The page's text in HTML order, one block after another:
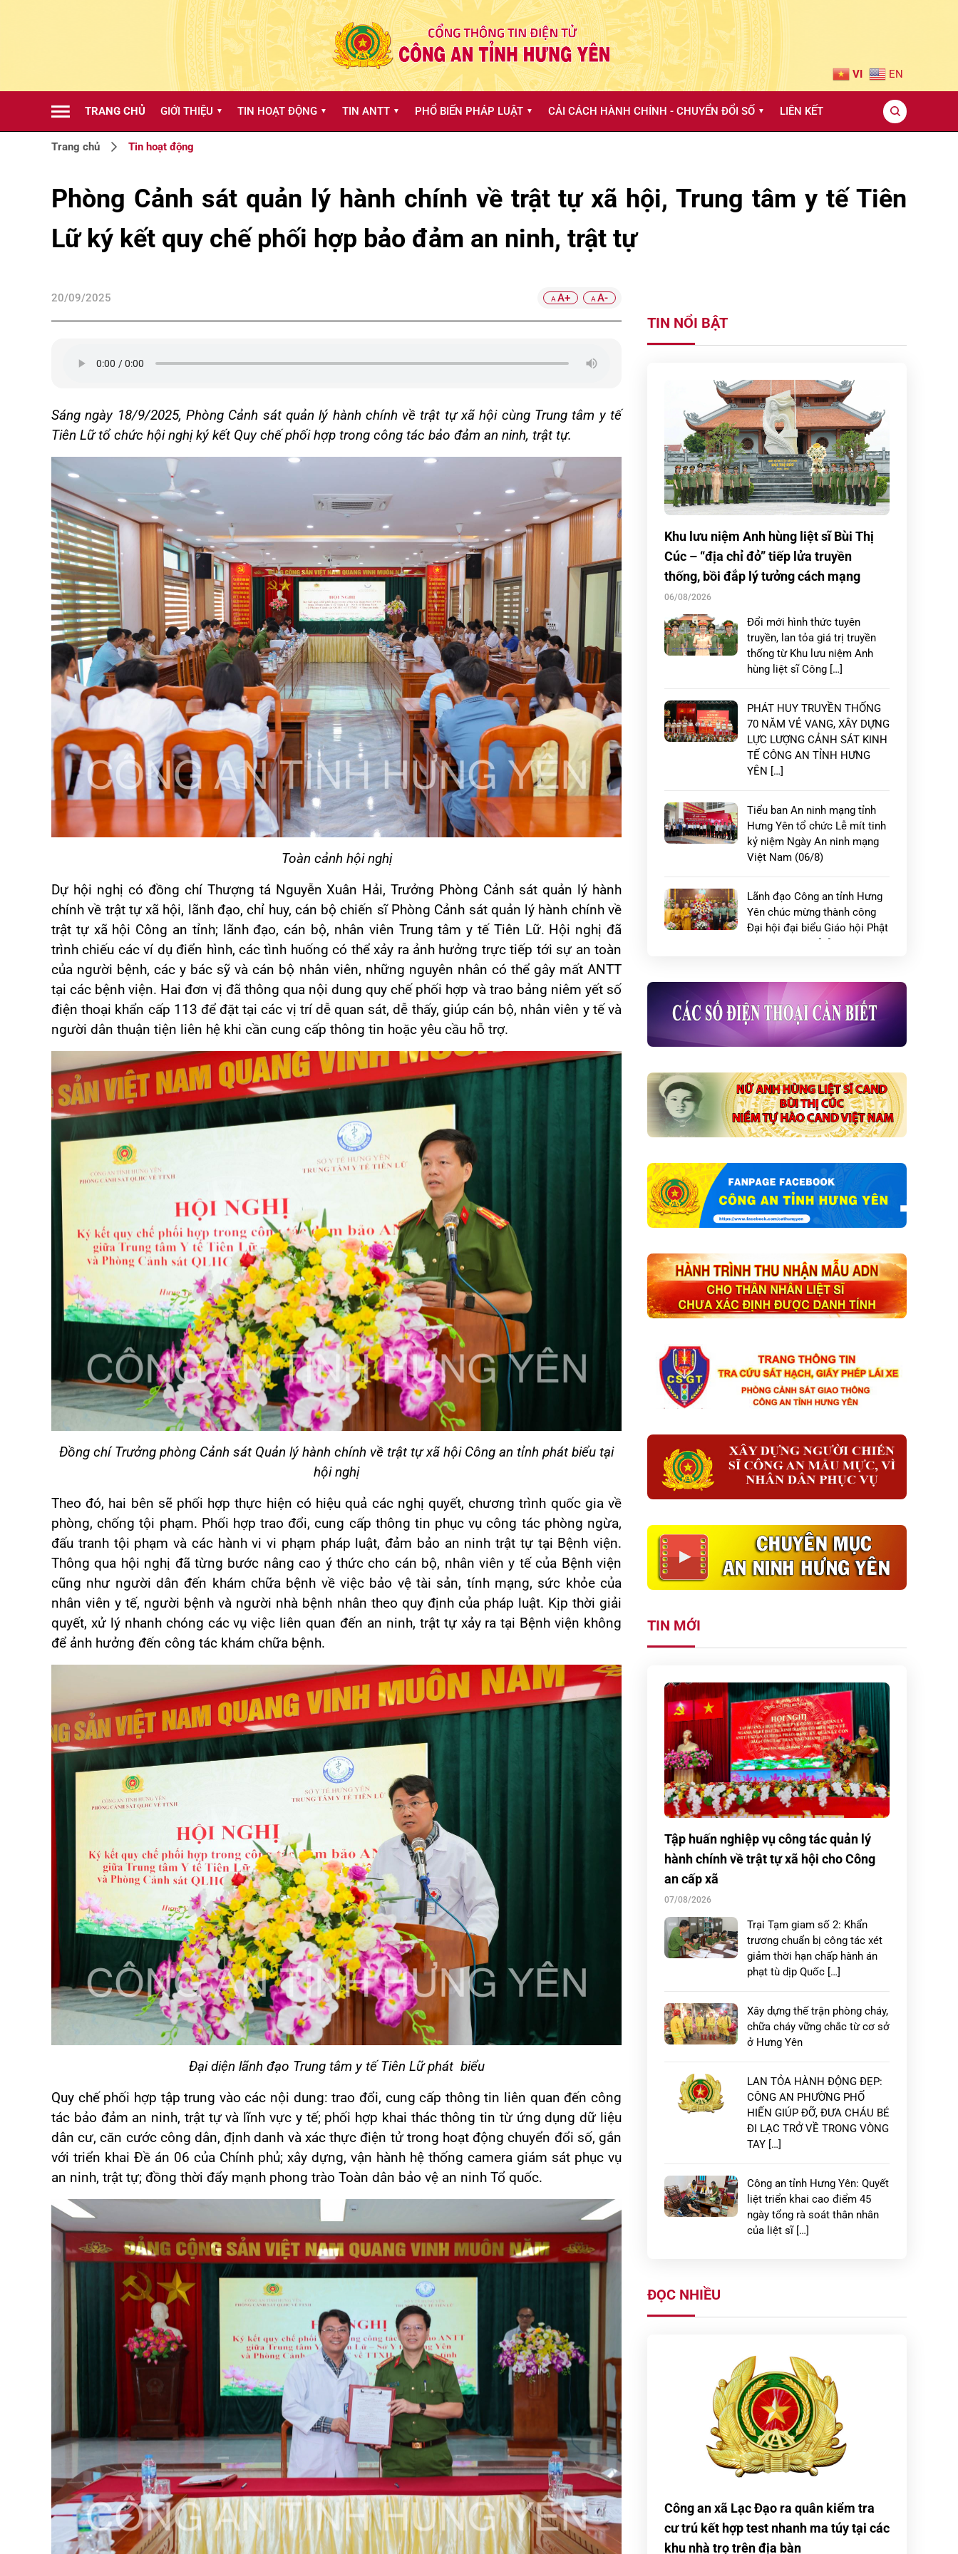
VI EN
TRANG CHỦ GIỚI THIỆU ▼ TIN HOẠT ĐỘNG ▼ TIN ANTT ▼ PHỔ BIẾN PHÁP LUẬT ▼ CẢI CÁCH HÀNH CHÍNH - CHUYỂN ĐỔI SỐ ▼ LIÊN KẾT
Trang chủ Tin hoạt động
Phòng Cảnh sát quản lý hành chính về trật tự xã hội, Trung tâm y tế Tiên
Lữ ký kết quy chế phối hợp bảo đảm an ninh, trật tự
20/09/2025 A A+ A A-
Sáng ngày 18/9/2025, Phòng Cảnh sát quản lý hành chính về trật tự xã hội cùng Trung tâm y tế
Tiên Lữ tổ chức hội nghị ký kết Quy chế phối hợp trong công tác bảo đảm an ninh, trật tự.
Toàn cảnh hội nghị
Dự hội nghị có đồng chí Thượng tá Nguyễn Xuân Hải, Trưởng Phòng Cảnh sát quản lý hành
chính về trật tự xã hội, lãnh đạo, chỉ huy, cán bộ chiến sĩ Phòng Cảnh sát quản lý hành chính về
trật tự xã hội Công an tỉnh; lãnh đạo, cán bộ, nhân viên Trung tâm y tế Tiên Lữ. Hội nghị đã
trình chiếu các ví dụ điển hình, các tình huống có thể xảy ra ảnh hưởng trực tiếp tới sự an toàn
của người bệnh, các y bác sỹ và cán bộ nhân viên, những nguyên nhân có thể gây mất ANTT
tại các bệnh viện. Hai đơn vị đã thông qua nội dung quy chế phối hợp và trao bảng niêm yết số
điện thoại khẩn cấp 113 để đặt tại các vị trí dễ quan sát, dễ thấy, giúp cán bộ, nhân viên y tế và
người dân thuận tiện liên hệ khi cần cung cấp thông tin hoặc yêu cầu hỗ trợ.
Đồng chí Trưởng phòng Cảnh sát Quản lý hành chính về trật tự xã hội Công an tỉnh phát biểu tại
hội nghị
Theo đó, hai bên sẽ phối hợp thực hiện có hiệu quả các nghị quyết, chương trình quốc gia về
phòng, chống tội phạm. Phối hợp trao đổi, cung cấp thông tin phục vụ công tác phòng ngừa,
đấu tranh tội phạm và các hành vi vi phạm pháp luật, đảm bảo an ninh trật tự tại Bệnh viện.
Thông qua hội nghị đã từng bước nâng cao ý thức cho cán bộ, nhân viên y tế của Bệnh viện
cũng như người dân đến khám chữa bệnh về việc bảo vệ tài sản, tính mạng, sức khỏe của
nhân viên y tế, người bệnh và người nhà bệnh nhân theo quy định của pháp luật. Kịp thời giải
quyết, xử lý nhanh chóng các vụ việc liên quan đến an ninh, trật tự xảy ra tại Bệnh viện không
để ảnh hưởng đến công tác khám chữa bệnh.
Đại diện lãnh đạo Trung tâm y tế Tiên Lữ phát biểu
Quy chế phối hợp tập trung vào các nội dung: trao đổi, cung cấp thông tin liên quan đến công
tác bảo đảm an ninh, trật tự và lĩnh vực y tế; phối hợp khai thác thông tin từ ứng dụng dữ liệu
dân cư, căn cước công dân, định danh và xác thực điện tử trong hoạt động chuyển đổi số, gắn
với triển khai Đề án 06 của Chính phủ; xây dựng, vận hành hệ thống camera giám sát phục vụ
an ninh, trật tự; đồng thời đẩy mạnh phong trào Toàn dân bảo vệ an ninh Tổ quốc.
TIN NỔI BẬT
Khu lưu niệm Anh hùng liệt sĩ Bùi Thị
Cúc – “địa chỉ đỏ” tiếp lửa truyền
thống, bồi đắp lý tưởng cách mạng
06/08/2026
Đổi mới hình thức tuyên
truyền, lan tỏa giá trị truyền
thống từ Khu lưu niệm Anh
hùng liệt sĩ Công […]
PHÁT HUY TRUYỀN THỐNG
70 NĂM VẺ VANG, XÂY DỰNG
LỰC LƯỢNG CẢNH SÁT KINH
TẾ CÔNG AN TỈNH HƯNG
YÊN […]
Tiểu ban An ninh mạng tỉnh
Hưng Yên tổ chức Lễ mít tinh
kỷ niệm Ngày An ninh mạng
Việt Nam (06/8)
Lãnh đạo Công an tỉnh Hưng
Yên chúc mừng thành công
Đại hội đại biểu Giáo hội Phật
giáo Việt Nam […]
TIN MỚI
Tập huấn nghiệp vụ công tác quản lý
hành chính về trật tự xã hội cho Công
an cấp xã
07/08/2026
Trại Tạm giam số 2: Khẩn
trương chuẩn bị công tác xét
giảm thời hạn chấp hành án
phạt tù dịp Quốc […]
Xây dựng thế trận phòng cháy,
chữa cháy vững chắc từ cơ sở
ở Hưng Yên
LAN TỎA HÀNH ĐỘNG ĐẸP:
CÔNG AN PHƯỜNG PHỐ
HIẾN GIÚP ĐỠ, ĐƯA CHÁU BÉ
ĐI LẠC TRỞ VỀ TRONG VÒNG
TAY […]
Công an tỉnh Hưng Yên: Quyết
liệt triển khai cao điểm 45
ngày tổng rà soát thân nhân
của liệt sĩ […]
truyền, vận động
CÔNG AN XÃ THẦN KHÊ
PHỐI HỢP VỚI LỰC LƯỢNG
DÂN QUÂN TỰ VỆ BẢO ĐẢM
AN NINH, TRẬT TỰ DIỄN TẬP
TÁC […]
CÔNG AN XÃ NGỌC LÂM
PHỐI HỢP TRẠM CẢNH SÁT
BẾN HIỆP TỔ CHỨC TUYÊN
TRUYỀN […]
ĐỌC NHIỀU
Công an xã Lạc Đạo ra quân kiểm tra
cư trú kết hợp test nhanh ma túy tại các
khu nhà trọ trên địa bàn